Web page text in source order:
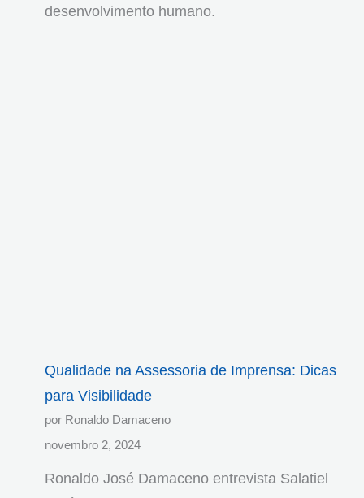
desenvolvimento humano.
Qualidade na Assessoria de Imprensa: Dicas
para Visibilidade
por Ronaldo Damaceno
novembro 2, 2024
Ronaldo José Damaceno entrevista Salatiel